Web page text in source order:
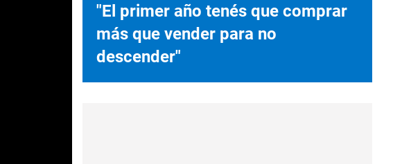
"El primer año tenés que comprar
más que vender para no
descender"